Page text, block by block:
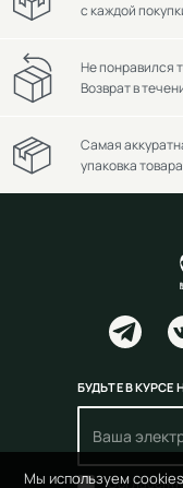
Мы используем
с каждой
Не понравился
Возврат в
Самая
упаковка товара
БУДЬТЕ В